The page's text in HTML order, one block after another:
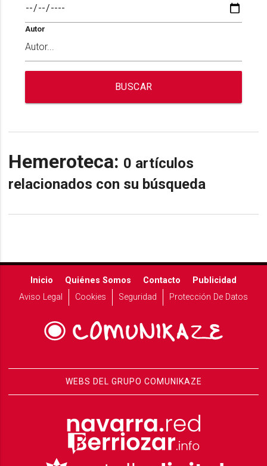
Autor
BUSCAR
Hemeroteca: 0 artículos
relacionados con su búsqueda
Inicio Quiénes Somos Contacto
Publicidad
Aviso Legal
Cookies Seguridad Protección De Datos
WEBS DEL GRUPO COMUNIKAZE